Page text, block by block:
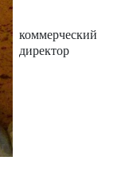
коммерческий
директор